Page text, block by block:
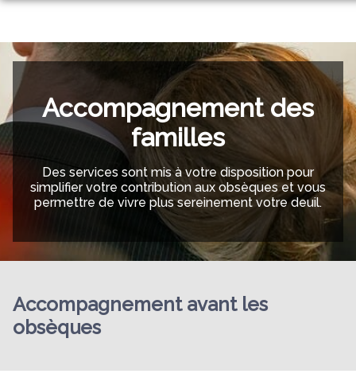
ORGANISER DES OBSÈQUES
MONUMENTS FUNÉRAIRES
SERVICES AUX FAMILLES
NOS AGENCES
RIORGES
MAISON FUNÉRAIRE DU BRIONNAIS
ESPACES HOMMAGES
Accompagnement des
familles
Des services sont mis à votre disposition pour
simplifier votre contribution aux obsèques et vous
permettre de vivre plus sereinement votre deuil.
Accompagnement avant les
obsèques